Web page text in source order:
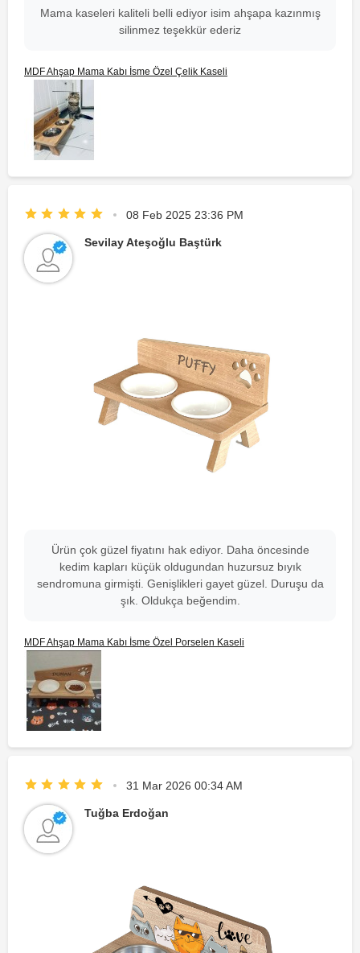
Mama kaseleri kaliteli belli ediyor isim ahşapa kazınmış
silinmez teşekkür ederiz
MDF Ahşap Mama Kabı İsme Özel Çelik Kaseli
08 Feb 2025 23:36 PM
Sevilay Ateşoğlu Baştürk
Ürün çok güzel fiyatını hak ediyor. Daha öncesinde
kedim kapları küçük oldugundan huzursuz bıyık
sendromuna girmişti. Genişlikleri gayet güzel. Duruşu da
şık. Oldukça beğendim.
MDF Ahşap Mama Kabı İsme Özel Porselen Kaseli
31 Mar 2026 00:34 AM
Tuğba Erdoğan